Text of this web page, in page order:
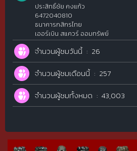
ประสิทธิ์ชัย คงแก้ว
6472040810
ธนาคารกสิกรไทย
เออร์เบิน สแควร์ ออมทรัพย์
จำนวนผู้ชมวันนี้
26
จำนวนผู้ชมเดือนนี้
257
จำนวนผู้ชมทั้งหมด
43,003